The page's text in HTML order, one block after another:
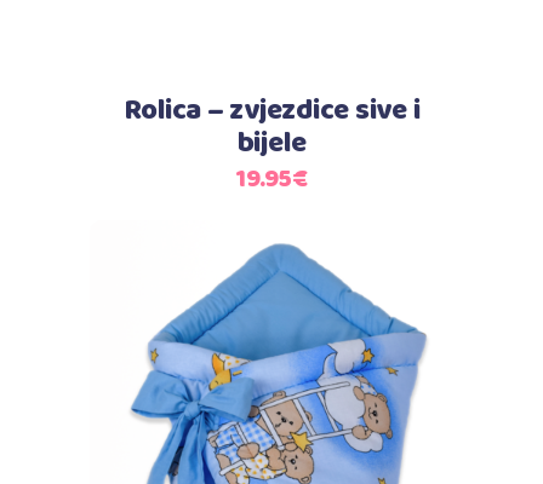
Rolica – zvjezdice sive i
bijele
19.95€
Dodaj u košaricu